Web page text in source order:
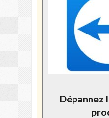
Dépannez